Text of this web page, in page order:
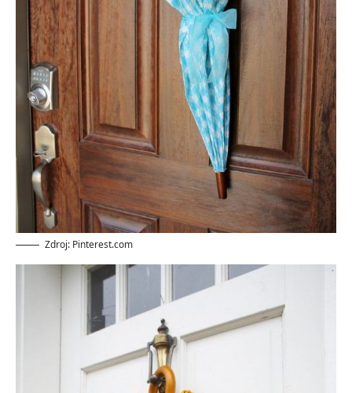
Zdroj: Pinterest.com